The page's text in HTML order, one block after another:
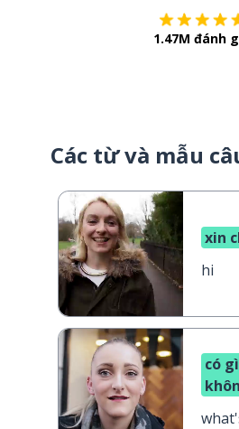
1.47M đánh
Các từ và mẫu
xin
hi
có